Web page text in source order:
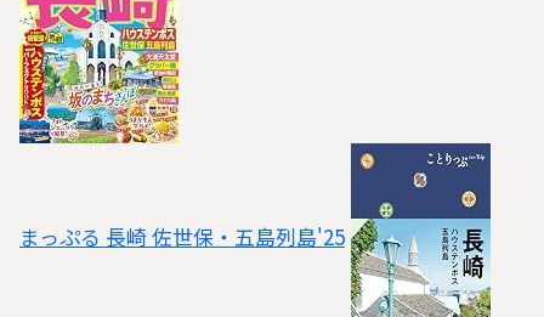
まっぷる 長崎 佐世保・五島列島'25